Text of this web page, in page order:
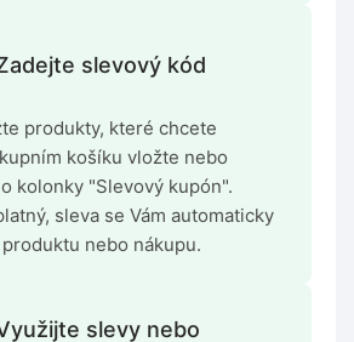
slevový kód
produkty, které chcete
košíku vložte nebo
kolonky "Slevový kupón".
sleva se Vám automaticky
nebo nákupu.
slevy nebo